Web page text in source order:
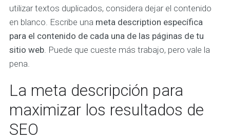
utilizar textos duplicados, considera dejar el contenido
en blanco. Escribe una meta description específica
para el contenido de cada una de las páginas de tu
sitio web. Puede que cueste más trabajo, pero vale la
pena.
La meta descripción para
maximizar los resultados de
SEO